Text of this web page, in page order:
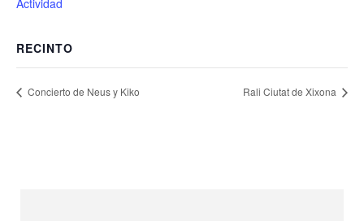
RECINTO
Concierto de Neus y Kiko Rali Ciutat de Xixona